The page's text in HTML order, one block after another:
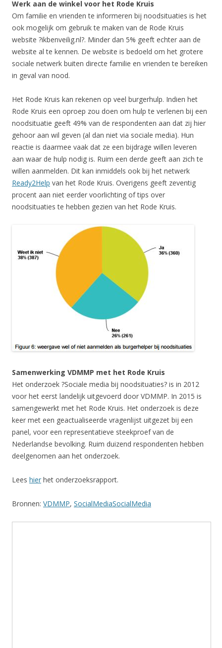
Werk aan de winkel voor het Rode Kruis
Om familie en vrienden te informeren bij noodsituaties is het
ook mogelijk om gebruik te maken van de Rode Kruis
website ?ikbenveilig.nl?. Minder dan 5% geeft echter aan de
website al te kennen. De website is bedoeld om het grotere
sociale netwerk buiten directe familie en vrienden te bereiken
in geval van nood.
Het Rode Kruis kan rekenen op veel burgerhulp. Indien het
Rode Kruis een oproep zou doen om hulp te verlenen bij een
noodsituatie geeft 49% van de respondenten aan dat zij hier
gehoor aan wil geven (al dan niet via sociale media). Hun
reactie is daarmee vaak dat ze een bijdrage willen leveren
aan waar de hulp nodig is. Ruim een derde geeft aan zich te
willen aanmelden. Dit kan inmiddels ook bij het netwerk
Ready2Help van het Rode Kruis. Overigens geeft zeventig
procent aan niet eerder voorlichting of tips over
noodsituaties te hebben gezien van het Rode Kruis.
Samenwerking VDMMP met het Rode Kruis
Het onderzoek ?Sociale media bij noodsituaties? is in 2012
voor het eerst landelijk uitgevoerd door VDMMP. In 2015 is
samengewerkt met het Rode Kruis. Het onderzoek is deze
keer met een geactualiseerde vragenlijst uitgezet bij een
panel, voor een representatieve steekproef van de
Nederlandse bevolking. Ruim duizend respondenten hebben
deelgenomen aan het onderzoek.
Lees hier het onderzoeksrapport.
Bronnen: VDMMP, SocialMediaSocialMedia